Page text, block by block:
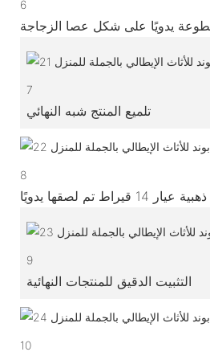
6
يدويًا على شكل عصا الزجاجة
7
تلميع المنتج شبه النهائي
8
14 قيراط تم لصقها يدويًا
9
التثبيت الدقيق للمنتجات النهائية
10